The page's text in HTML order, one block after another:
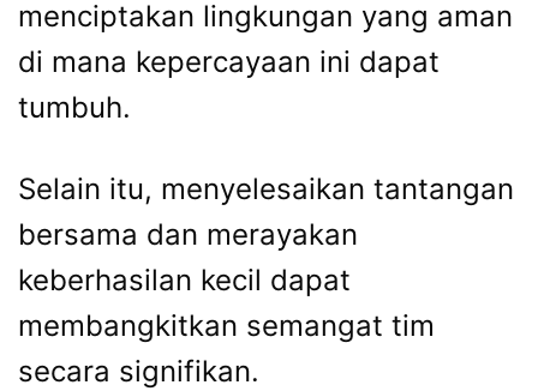
menciptakan lingkungan yang aman
di mana kepercayaan ini dapat
tumbuh.
Selain itu, menyelesaikan tantangan
bersama dan merayakan
keberhasilan kecil dapat
membangkitkan semangat tim
secara signifikan.